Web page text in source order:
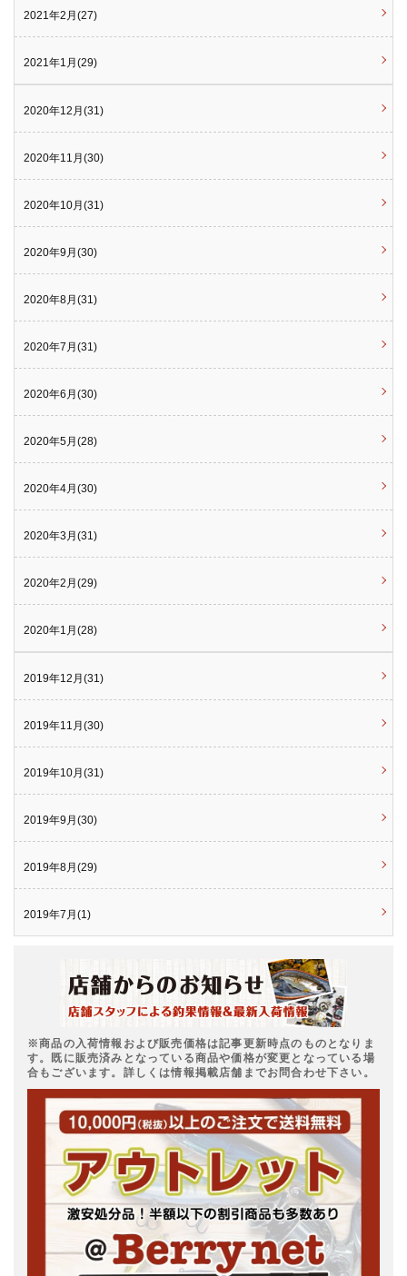
2021年2月(27)
2021年1月(29)
2020年12月(31)
2020年11月(30)
2020年10月(31)
2020年9月(30)
2020年8月(31)
2020年7月(31)
2020年6月(30)
2020年5月(28)
2020年4月(30)
2020年3月(31)
2020年2月(29)
2020年1月(28)
2019年12月(31)
2019年11月(30)
2019年10月(31)
2019年9月(30)
2019年8月(29)
2019年7月(1)
※商品の入荷情報および販売価格は記事更新時点のものとなりま
す。既に販売済みとなっている商品や価格が変更となっている場
合もございます。詳しくは情報掲載店舗までお問合わせ下さい。